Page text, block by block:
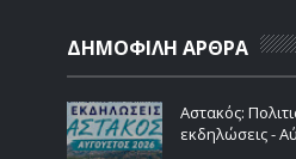
ΔΗΜΟΦΙΛΗ ΑΡΘΡΑ
Αστακός:
εκδηλώσεις -